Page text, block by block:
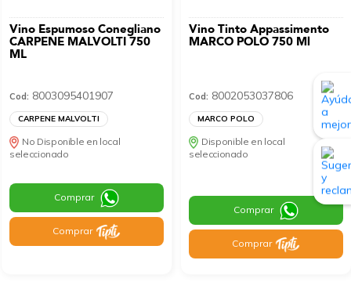
Vino Espumoso Conegliano
CARPENE MALVOLTI 750
ML
Cod: 8003095401907
CARPENE MALVOLTI
No Disponible en local
seleccionado
Comprar
Comprar
Vino Tinto Appassimento
MARCO POLO 750 Ml
Cod: 8002053037806
MARCO POLO
Disponible en local
seleccionado
Comprar
Comprar